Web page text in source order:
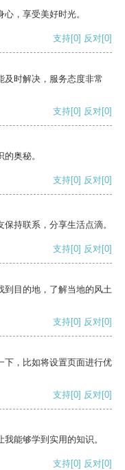
，享受美好时光。
支持[0] 反对[0]
及时解决，服务态度非常
支持[0] 反对[0]
奥秘。
支持[0] 反对[0]
持联系，分享生活点滴。
支持[0] 反对[0]
到目的地，了解当地的风土
支持[0] 反对[0]
下，比如将设置页面进行优
支持[0] 反对[0]
能够学到实用的知识。
支持[0] 反对[0]